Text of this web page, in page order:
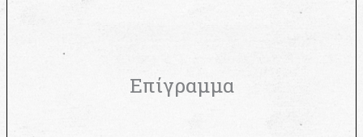
Επίγραμμα